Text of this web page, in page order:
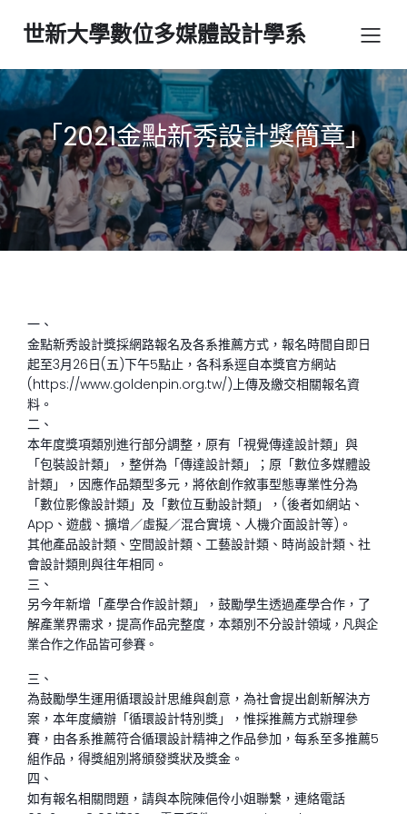
世新大學數位多媒體設計學系
「2021金點新秀設計獎簡章」
一、
金點新秀設計獎採網路報名及各系推薦方式，報名時間自即日
起至3月26日(五)下午5點止，各科系逕自本獎官方網站
(https://www.goldenpin.org.tw/)上傳及繳交相關報名資
料。
二、
本年度獎項類別進行部分調整，原有「視覺傳達設計類」與
「包裝設計類」，整併為「傳達設計類」；原「數位多媒體設
計類」，因應作品類型多元，將依創作敘事型態專業性分為
「數位影像設計類」及「數位互動設計類」，(後者如網站、
App、遊戲、擴增／虛擬／混合實境、人機介面設計等)。
其他產品設計類、空間設計類、工藝設計類、時尚設計類、社
會設計類則與往年相同。
三、
另今年新增「產學合作設計類」，鼓勵學生透過產學合作，了
解產業界需求，提高作品完整度，本類別不分設計領域，凡與企
業合作之作品皆可參賽。
三、
為鼓勵學生運用循環設計思維與創意，為社會提出創新解決方
案，本年度續辦「循環設計特別獎」，惟採推薦方式辦理參
賽，由各系推薦符合循環設計精神之作品參加，每系至多推薦5
組作品，得獎組別將頒發獎狀及獎金。
四、
如有報名相關問題，請與本院陳俋伶小姐聯繫，連絡電話